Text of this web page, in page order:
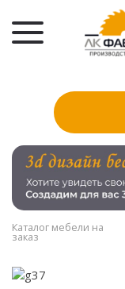
Каталог мебели на
заказ